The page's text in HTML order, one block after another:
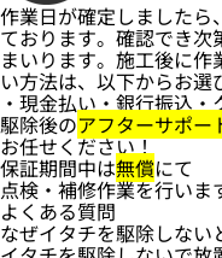
作業日が確定しましたら
ております。確認でき次
まいります。施工後に
い方法は、以下からお選
・現金払い・銀行振込
駆除後のアフターサポー
お任せください！
保証期間中は無償にて
点検・補修作業を行いま
よくある質問
なぜイタチを駆除しない